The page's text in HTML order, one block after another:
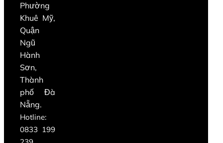
Phường
Khuê Mỹ,
Quận
Ngũ
Hành
Sơn,
Thành
phố Đà
Nẵng.
Hotline:
0833 199